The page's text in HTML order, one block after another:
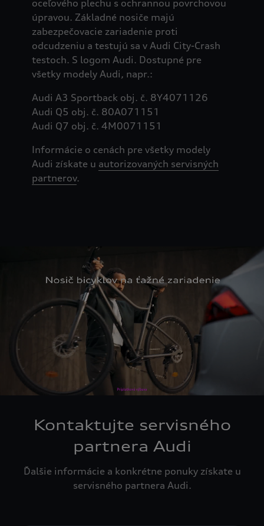
oceľového plechu s ochrannou povrchovou
úpravou. Základné nosiče majú
zabezpečovacie zariadenie proti
odcudzeniu a testujú sa v Audi City-Crash
testoch. S logom Audi. Dostupné pre
všetky modely Audi, napr.:
Audi A3 Sportback obj. č. 8Y4071126
Audi Q5 obj. č. 80A071151
Audi Q7 obj. č. 4M0071151
Informácie o cenách pre všetky modely
Audi získate u autorizovaných servisných
partnerov.
Kontaktujte servisného
partnera Audi
Ďalšie informácie a konkrétne ponuky získate u
servisného partnera Audi.